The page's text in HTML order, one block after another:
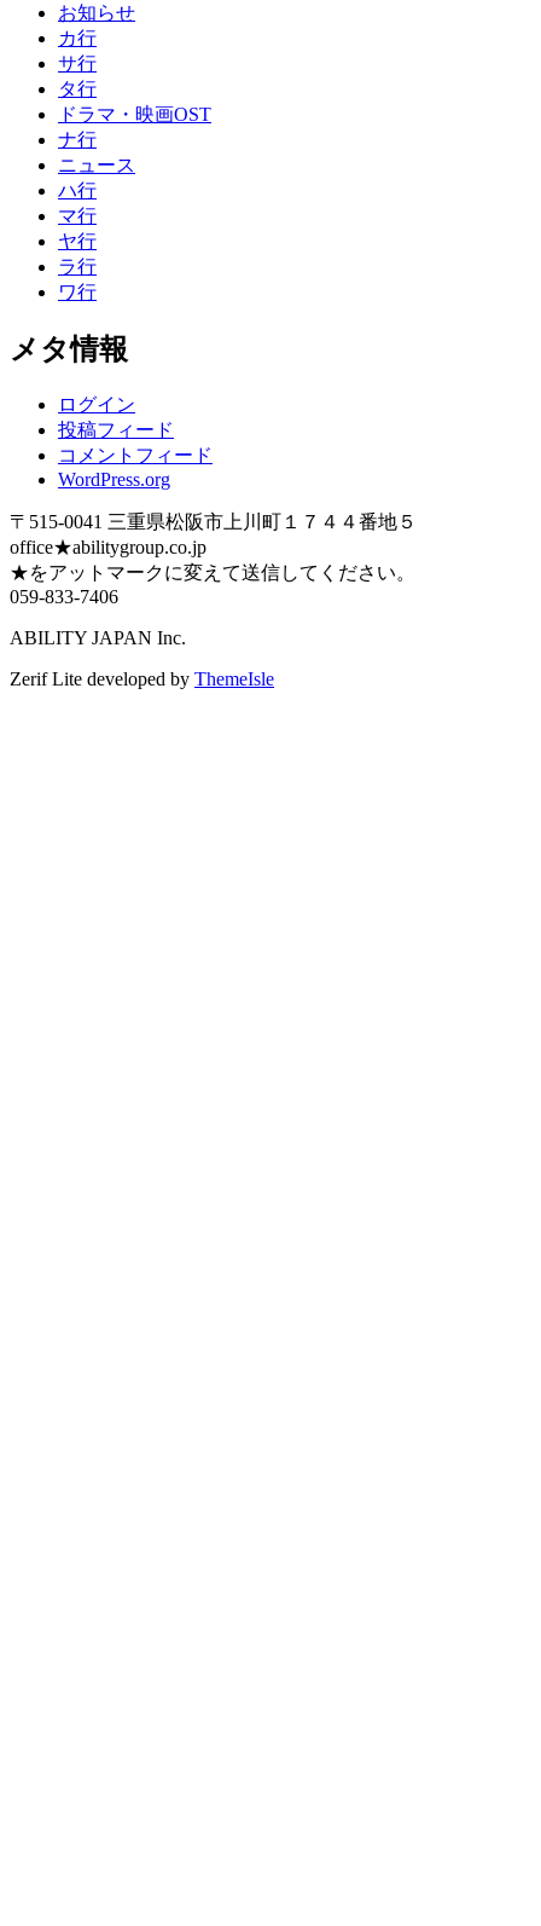
お知らせ
カ行
サ行
タ行
ドラマ・映画OST
ナ行
ニュース
ハ行
マ行
ヤ行
ラ行
ワ行
メタ情報
ログイン
投稿フィード
コメントフィード
WordPress.org
〒515-0041 三重県松阪市上川町１７４４番地５
office★abilitygroup.co.jp
★をアットマークに変えて送信してください。
059-833-7406
ABILITY JAPAN Inc.
Zerif Lite developed by ThemeIsle